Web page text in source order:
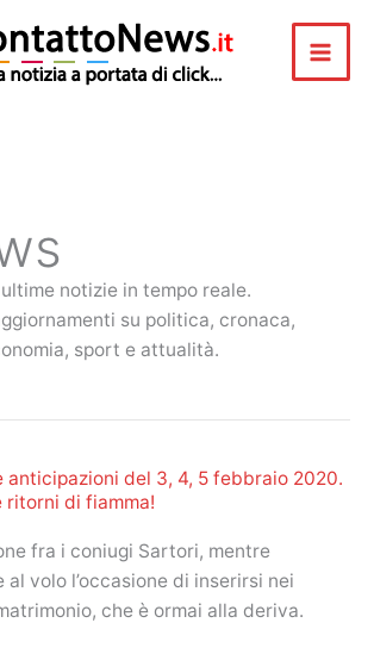
notizie in tempo reale.
su politica, cronaca,
sport e attualità.
anticipazioni del 3, 4, 5 febbraio 2020.
ritorni di fiamma!
fra i coniugi Sartori, mentre
al volo l’occasione di inserirsi nei
che è ormai alla deriva.